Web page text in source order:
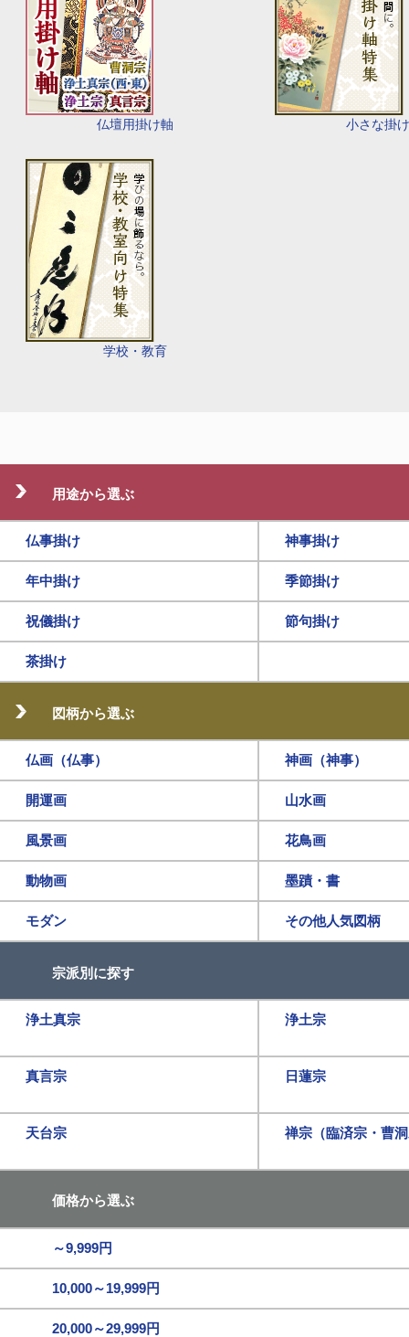
仏壇用掛け軸 小さな掛
学校・教育
用途から選ぶ
仏事掛け 神事掛け
年中掛け 季節掛け
祝儀掛け 節句掛け
茶掛け
図柄から選ぶ
仏画（仏事） 神画（神事）
開運画 山水画
風景画 花鳥画
動物画 墨蹟・書
モダン その他人気図柄
宗派別に探す
浄土真宗 浄土宗
真言宗 日蓮宗
天台宗 禅宗（臨済宗・曹
価格から選ぶ
～9,999円
10,000～19,999円
20,000～29,999円